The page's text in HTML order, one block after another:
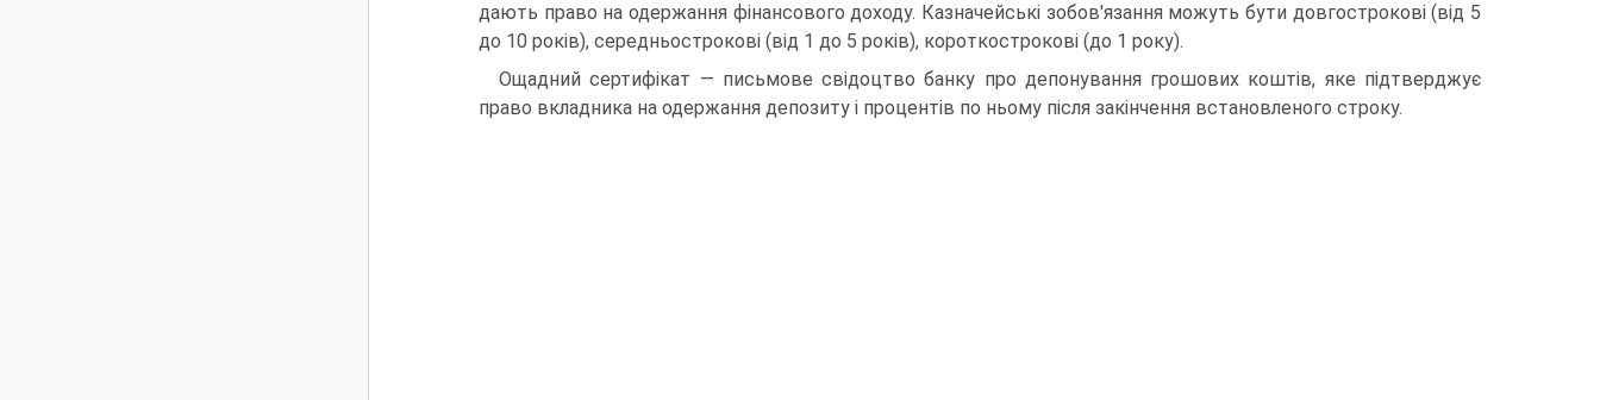
дають право на одержання фінансового доходу. Казначейські зобов'язання можуть бути довгострокові (від 5
до 10 років), середньострокові (від 1 до 5 років), короткострокові (до 1 року).
Ощадний сертифікат — письмове свідоцтво банку про депонування грошових коштів, яке підтверджує
право вкладника на одержання депозиту і процентів по ньому після закінчення встановленого строку.